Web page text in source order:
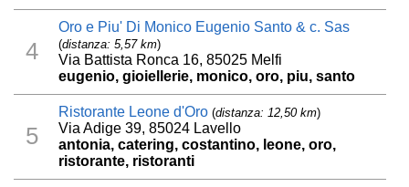
4
Oro e Piu' Di Monico Eugenio Santo & c. Sas
(distanza: 5,57 km)
Via Battista Ronca 16, 85025 Melfi
eugenio, gioiellerie, monico, oro, piu, santo
5
Ristorante Leone d'Oro (distanza: 12,50 km)
Via Adige 39, 85024 Lavello
antonia, catering, costantino, leone, oro,
ristorante, ristoranti